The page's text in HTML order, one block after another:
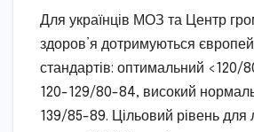
Для українців МОЗ та Центр
здоров’я дотримуються
стандартів: оптимальний <120/
120-129/80-84, високий
139/85-89. Цільовий рівень для